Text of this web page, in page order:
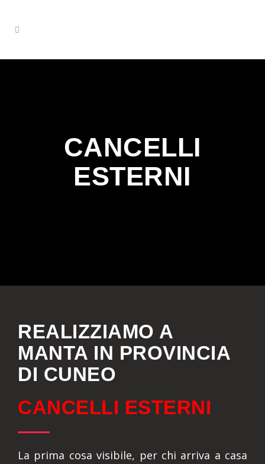
CANCELLI
ESTERNI
REALIZZIAMO A
MANTA IN PROVINCIA
DI CUNEO
CANCELLI ESTERNI
La prima cosa visibile, per chi arriva a casa